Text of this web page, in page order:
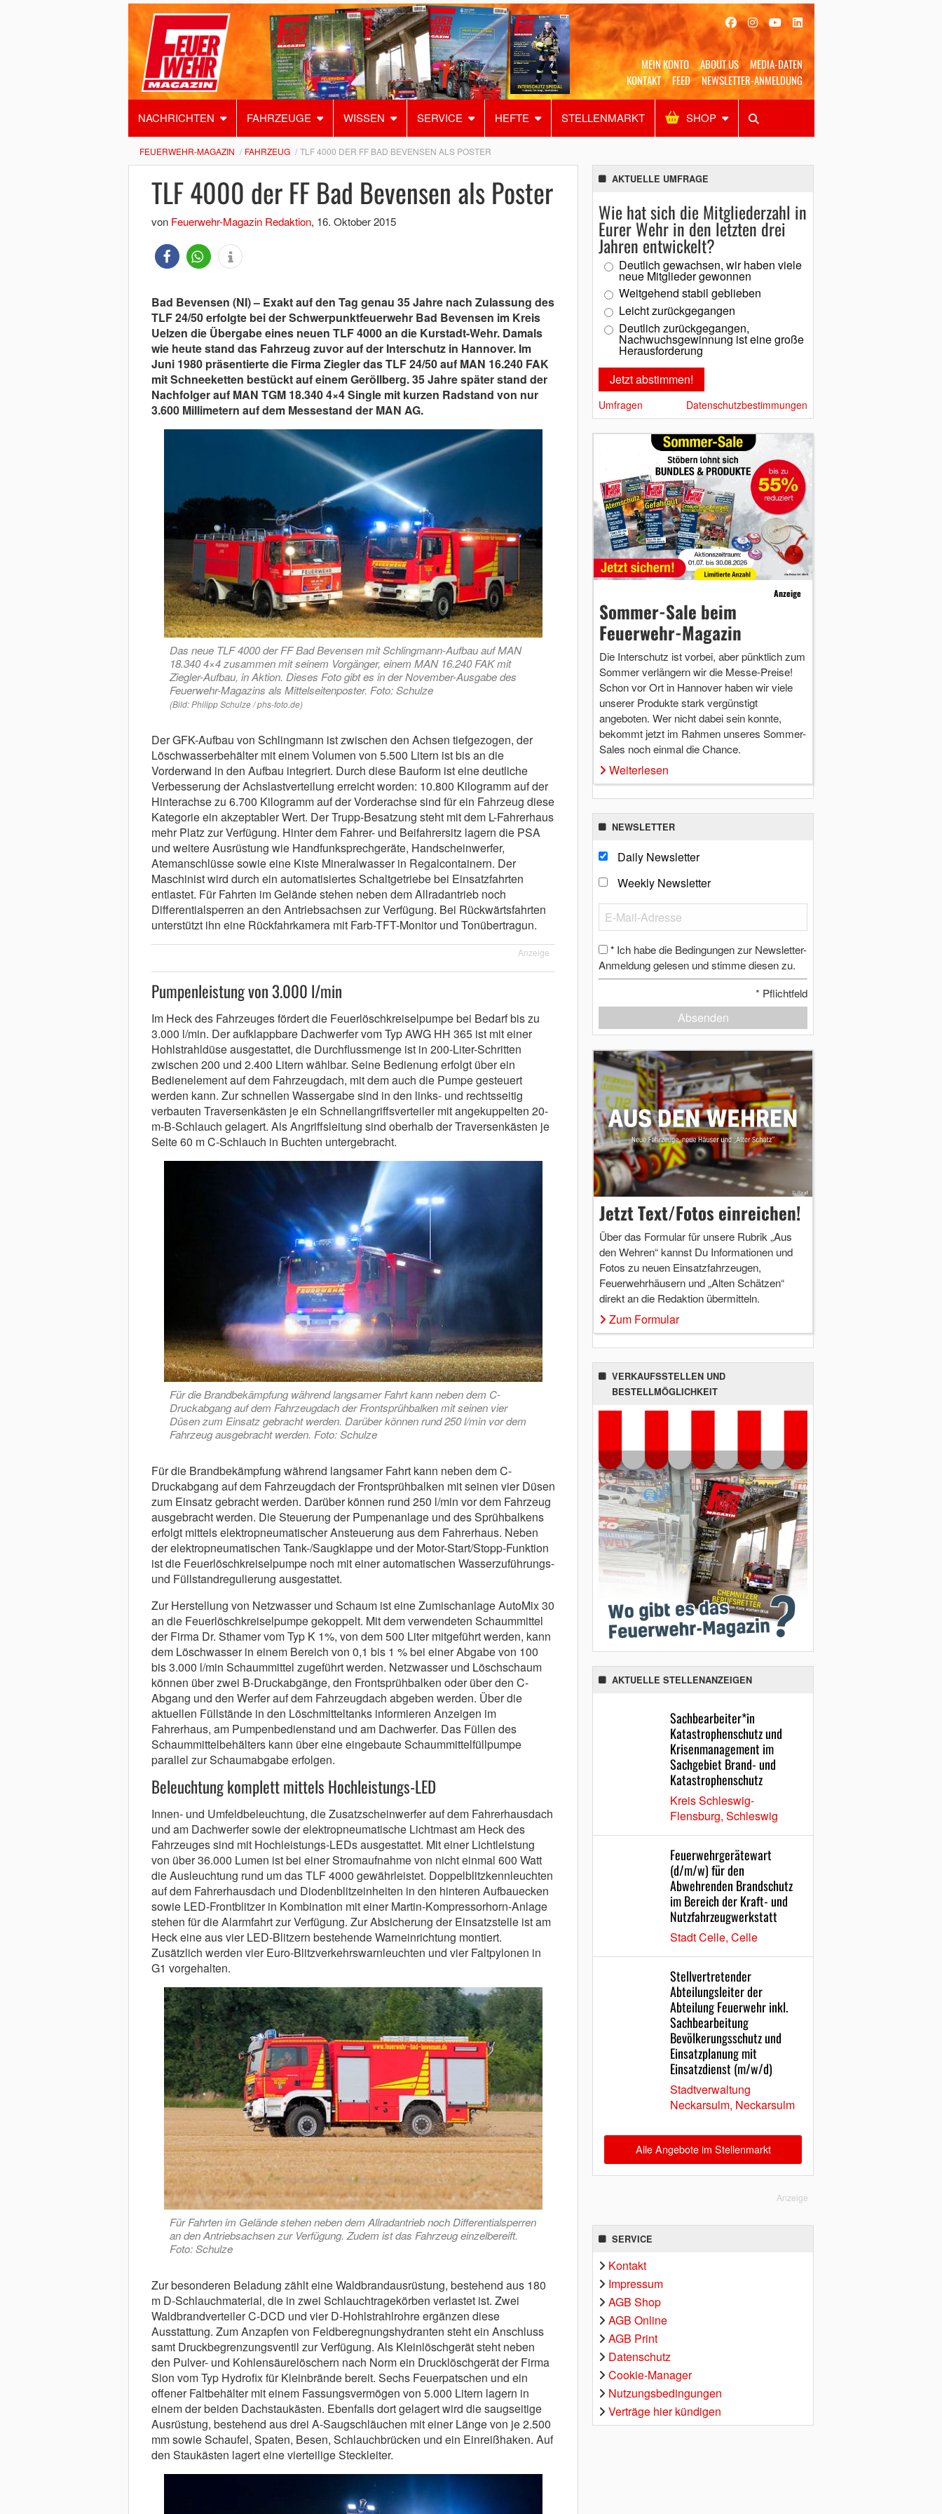
MEIN KONTO ABOUT US
MEDIA-DATEN
KONTAKT
FEED NEWSLETTER-ANMELDUNG
NACHRICHTEN FAHRZEUGE WISSEN SERVICE HEFTE STELLENMARKT SHOP
Alles Shop SUCHEN
FEUERWEHR-MAGAZIN FAHRZEUG TLF 4000 DER FF BAD BEVENSEN ALS POSTER
TLF 4000 der FF Bad Bevensen als Poster
von Feuerwehr-Magazin Redaktion, 16. Oktober 2015
Bad Bevensen (NI) – Exakt auf den Tag genau 35 Jahre nach Zulassung des
TLF 24/50 erfolgte bei der Schwerpunktfeuerwehr Bad Bevensen im Kreis
Uelzen die Übergabe eines neuen TLF 4000 an die Kurstadt-Wehr. Damals
wie heute stand das Fahrzeug zuvor auf der Interschutz in Hannover. Im
Juni 1980 präsentierte die Firma Ziegler das TLF 24/50 auf MAN 16.240 FAK
mit Schneeketten bestückt auf einem Geröllberg. 35 Jahre später stand der
Nachfolger auf MAN TGM 18.340 4×4 Single mit kurzen Radstand von nur
3.600 Millimetern auf dem Messestand der MAN AG.
Das neue TLF 4000 der FF Bad Bevensen mit Schlingmann-Aufbau auf MAN
18.340 4×4 zusammen mit seinem Vorgänger, einem MAN 16.240 FAK mit
Ziegler-Aufbau, in Aktion. Dieses Foto gibt es in der November-Ausgabe des
Feuerwehr-Magazins als Mittelseitenposter. Foto: Schulze
(Bild: Philipp Schulze / phs-foto.de)
Der GFK-Aufbau von Schlingmann ist zwischen den Achsen tiefgezogen, der
Löschwasserbehälter mit einem Volumen von 5.500 Litern ist bis an die
Vorderwand in den Aufbau integriert. Durch diese Bauform ist eine deutliche
Verbesserung der Achslastverteilung erreicht worden: 10.800 Kilogramm auf der
Hinterachse zu 6.700 Kilogramm auf der Vorderachse sind für ein Fahrzeug diese
Kategorie ein akzeptabler Wert. Der Trupp-Besatzung steht mit dem L-Fahrerhaus
mehr Platz zur Verfügung. Hinter dem Fahrer- und Beifahrersitz lagern die PSA
und weitere Ausrüstung wie Handfunksprechgeräte, Handscheinwerfer,
Atemanschlüsse sowie eine Kiste Mineralwasser in Regalcontainern. Der
Maschinist wird durch ein automatisiertes Schaltgetriebe bei Einsatzfahrten
entlastet. Für Fahrten im Gelände stehen neben dem Allradantrieb noch
Differentialsperren an den Antriebsachsen zur Verfügung. Bei Rückwärtsfahrten
unterstützt ihn eine Rückfahrkamera mit Farb-TFT-Monitor und Tonübertragun.
Anzeige
Pumpenleistung von 3.000 l/min
Im Heck des Fahrzeuges fördert die Feuerlöschkreiselpumpe bei Bedarf bis zu
3.000 l/min. Der aufklappbare Dachwerfer vom Typ AWG HH 365 ist mit einer
Hohlstrahldüse ausgestattet, die Durchflussmenge ist in 200-Liter-Schritten
zwischen 200 und 2.400 Litern wählbar. Seine Bedienung erfolgt über ein
Bedienelement auf dem Fahrzeugdach, mit dem auch die Pumpe gesteuert
werden kann. Zur schnellen Wassergabe sind in den links- und rechtsseitig
verbauten Traversenkästen je ein Schnellangriffsverteiler mit angekuppelten 20-
m-B-Schlauch gelagert. Als Angriffsleitung sind oberhalb der Traversenkästen je
Seite 60 m C-Schlauch in Buchten untergebracht.
Für die Brandbekämpfung während langsamer Fahrt kann neben dem C-
Druckabgang auf dem Fahrzeugdach der Frontsprühbalken mit seinen vier
Düsen zum Einsatz gebracht werden. Darüber können rund 250 l/min vor dem
Fahrzeug ausgebracht werden. Foto: Schulze
Für die Brandbekämpfung während langsamer Fahrt kann neben dem C-
Druckabgang auf dem Fahrzeugdach der Frontsprühbalken mit seinen vier Düsen
zum Einsatz gebracht werden. Darüber können rund 250 l/min vor dem Fahrzeug
ausgebracht werden. Die Steuerung der Pumpenanlage und des Sprühbalkens
erfolgt mittels elektropneumatischer Ansteuerung aus dem Fahrerhaus. Neben
der elektropneumatischen Tank-/Saugklappe und der Motor-Start/Stopp-Funktion
ist die Feuerlöschkreiselpumpe noch mit einer automatischen Wasserzuführungs-
und Füllstandregulierung ausgestattet.
Zur Herstellung von Netzwasser und Schaum ist eine Zumischanlage AutoMix 30
an die Feuerlöschkreiselpumpe gekoppelt. Mit dem verwendeten Schaummittel
der Firma Dr. Sthamer vom Typ K 1%, von dem 500 Liter mitgeführt werden, kann
dem Löschwasser in einem Bereich von 0,1 bis 1 % bei einer Abgabe von 100
bis 3.000 l/min Schaummittel zugeführt werden. Netzwasser und Löschschaum
können über zwei B-Druckabgänge, den Frontsprühbalken oder über den C-
Abgang und den Werfer auf dem Fahrzeugdach abgeben werden. Über die
aktuellen Füllstände in den Löschmitteltanks informieren Anzeigen im
Fahrerhaus, am Pumpenbedienstand und am Dachwerfer. Das Füllen des
Schaummittelbehälters kann über eine eingebaute Schaummittelfüllpumpe
parallel zur Schaumabgabe erfolgen.
Beleuchtung komplett mittels Hochleistungs-LED
Innen- und Umfeldbeleuchtung, die Zusatzscheinwerfer auf dem Fahrerhausdach
und am Dachwerfer sowie der elektropneumatische Lichtmast am Heck des
Fahrzeuges sind mit Hochleistungs-LEDs ausgestattet. Mit einer Lichtleistung
von über 36.000 Lumen ist bei einer Stromaufnahme von nicht einmal 600 Watt
die Ausleuchtung rund um das TLF 4000 gewährleistet. Doppelblitzkennleuchten
auf dem Fahrerhausdach und Diodenblitzeinheiten in den hinteren Aufbauecken
sowie LED-Frontblitzer in Kombination mit einer Martin-Kompressorhorn-Anlage
stehen für die Alarmfahrt zur Verfügung. Zur Absicherung der Einsatzstelle ist am
Heck eine aus vier LED-Blitzern bestehende Warneinrichtung montiert.
Zusätzlich werden vier Euro-Blitzverkehrswarnleuchten und vier Faltpylonen in
G1 vorgehalten.
Für Fahrten im Gelände stehen neben dem Allradantrieb noch Differentialsperren
an den Antriebsachsen zur Verfügung. Zudem ist das Fahrzeug einzelbereift.
Foto: Schulze
Zur besonderen Beladung zählt eine Waldbrandausrüstung, bestehend aus 180
m D-Schlauchmaterial, die in zwei Schlauchtragekörben verlastet ist. Zwei
Waldbrandverteiler C-DCD und vier D-Hohlstrahlrohre ergänzen diese
Ausstattung. Zum Anzapfen von Feldberegnungshydranten steht ein Anschluss
samt Druckbegrenzungsventil zur Verfügung. Als Kleinlöschgerät steht neben
den Pulver- und Kohlensäurelöschern nach Norm ein Drucklöschgerät der Firma
Sion vom Typ Hydrofix für Kleinbrände bereit. Sechs Feuerpatschen und ein
offener Faltbehälter mit einem Fassungsvermögen von 5.000 Litern lagern in
einem der beiden Dachstaukästen. Ebenfalls dort gelagert wird die saugseitige
Ausrüstung, bestehend aus drei A-Saugschläuchen mit einer Länge von je 2.500
mm sowie Schaufel, Spaten, Besen, Schlauchbrücken und ein Einreißhaken. Auf
den Staukästen lagert eine vierteilige Steckleiter.
AKTUELLE UMFRAGE
Wie hat sich die Mitgliederzahl in
Eurer Wehr in den letzten drei
Jahren entwickelt?
Deutlich gewachsen, wir haben viele
neue Mitglieder gewonnen
Weitgehend stabil geblieben
Leicht zurückgegangen
Deutlich zurückgegangen,
Nachwuchsgewinnung ist eine große
Herausforderung
Umfragen Datenschutzbestimmungen
Anzeige
Sommer-Sale beim
Feuerwehr-Magazin
Die Interschutz ist vorbei, aber pünktlich zum
Sommer verlängern wir die Messe-Preise!
Schon vor Ort in Hannover haben wir viele
unserer Produkte stark vergünstigt
angeboten. Wer nicht dabei sein konnte,
bekommt jetzt im Rahmen unseres Sommer-
Sales noch einmal die Chance.
Weiterlesen
NEWSLETTER
Daily Newsletter
Weekly Newsletter
* Ich habe die Bedingungen zur Newsletter-
Anmeldung gelesen und stimme diesen zu.
* Pflichtfeld
Absenden
Jetzt Text/Fotos einreichen!
Über das Formular für unsere Rubrik „Aus
den Wehren“ kannst Du Informationen und
Fotos zu neuen Einsatzfahrzeugen,
Feuerwehrhäusern und „Alten Schätzen“
direkt an die Redaktion übermitteln.
Zum Formular
VERKAUFSSTELLEN UND
BESTELLMÖGLICHKEIT
AKTUELLE STELLENANZEIGEN
Sachbearbeiter*in
Katastrophenschutz und
Krisenmanagement im
Sachgebiet Brand- und
Katastrophenschutz
Kreis Schleswig-
Flensburg, Schleswig
Feuerwehrgerätewart
(d/m/w) für den
Abwehrenden Brandschutz
im Bereich der Kraft- und
Nutzfahrzeugwerkstatt
Stadt Celle, Celle
Stellvertretender
Abteilungsleiter der
Abteilung Feuerwehr inkl.
Sachbearbeitung
Bevölkerungsschutz und
Einsatzplanung mit
Einsatzdienst (m/w/d)
Stadtverwaltung
Neckarsulm, Neckarsulm
Alle Angebote im Stellenmarkt
Anzeige
SERVICE
Kontakt
Impressum
AGB Shop
AGB Online
AGB Print
Datenschutz
Cookie-Manager
Nutzungsbedingungen
Verträge hier kündigen